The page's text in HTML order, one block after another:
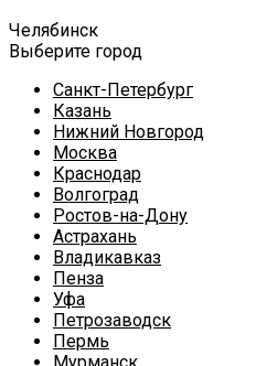
Челябинск
Выберите город
Санкт-Петербург
Казань
Нижний Новгород
Москва
Краснодар
Волгоград
Ростов-на-Дону
Астрахань
Владикавказ
Пенза
Уфа
Петрозаводск
Пермь